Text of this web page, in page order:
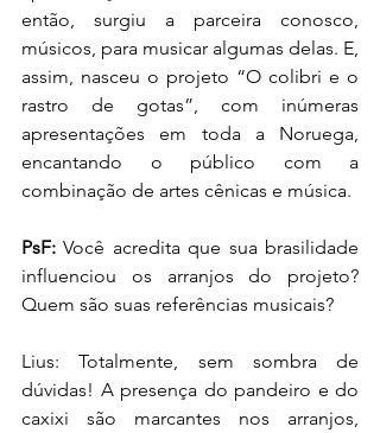
então, surgiu a parceira conosco,
músicos, para musicar algumas delas. E,
assim, nasceu o projeto “O colibri e o
rastro de gotas”, com inúmeras
apresentações em toda a Noruega,
encantando o público com a
combinação de artes cênicas e música.
PsF: Você acredita que sua brasilidade
influenciou os arranjos do projeto?
Quem são suas referências musicais?
Lius: Totalmente, sem sombra de
dúvidas! A presença do pandeiro e do
caxixi são marcantes nos arranjos,